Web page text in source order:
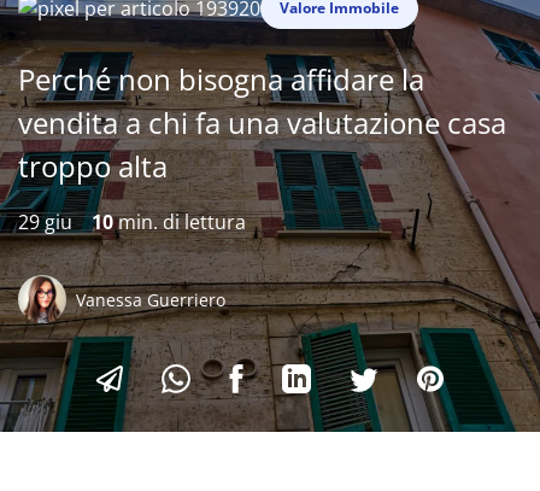
Valore Immobile
Perché non bisogna affidare la
vendita a chi fa una valutazione casa
troppo alta
29 giu 10min. di lettura
Vanessa Guerriero